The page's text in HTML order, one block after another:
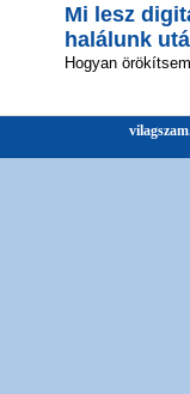
Mi lesz
halálunk
Hogyan